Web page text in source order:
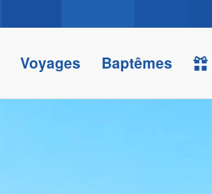
Voyages Baptêmes